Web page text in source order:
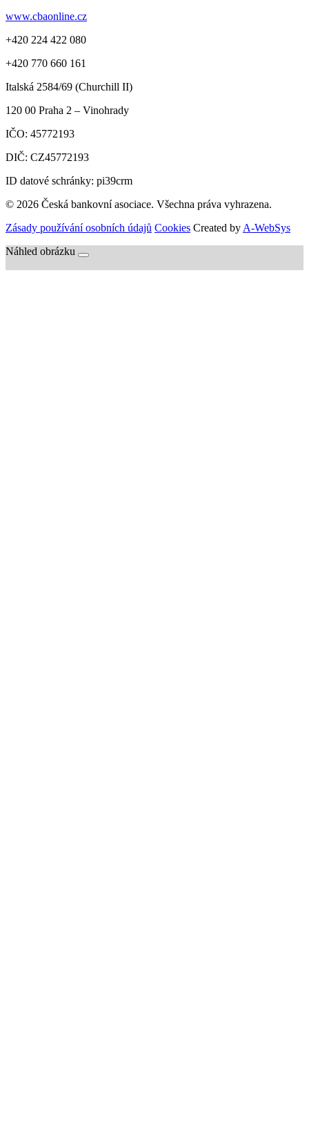
www.cbaonline.cz
+420 224 422 080
+420 770 660 161
Italská 2584/69 (Churchill II)
120 00 Praha 2 – Vinohrady
IČO: 45772193
DIČ: CZ45772193
ID datové schránky: pi39crm
© 2026 Česká bankovní asociace. Všechna práva vyhrazena.
Zásady používání osobních údajů Cookies Created by A-WebSys
Náhled obrázku